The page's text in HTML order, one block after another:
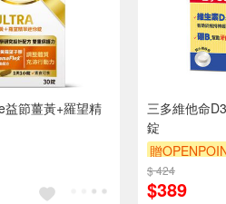
益節薑黃+羅望精
三多維他命
錠
贈
$ 424
$389